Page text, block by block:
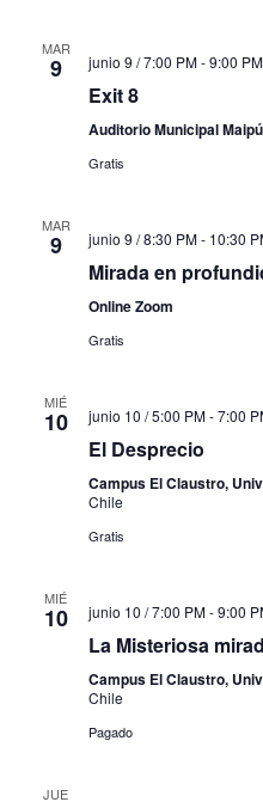
MAR
9 junio 9 / 7:00 PM-9:00 PM
Exit 8
Auditorio Municipal Maipú
Gratis
MAR
9 junio 9 / 8:30 PM- 10:30
Mirada en
Online Zoom
Gratis
MIÉ
10 junio 10 / 5:00 PM-7:00
El Desprecio
Campus El Claustro,
Chile
Gratis
MIÉ
10 junio 10 / 7:00 PM-9:00
La Misteriosa
Campus El Claustro,
Chile
Pagado
JUE